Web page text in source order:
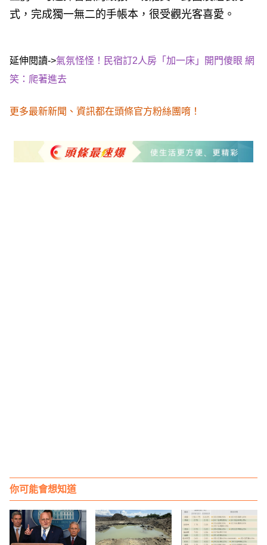
式，完成獨一無二的手帳本，很受觀光客喜愛。
延伸閱讀->氣氛怪怪！民宿訂2人房「加一床」開門傻眼 網
笑：爬著進去
更多最新新聞、資訊都在頭條官方粉絲團唷！
你可能會想知道